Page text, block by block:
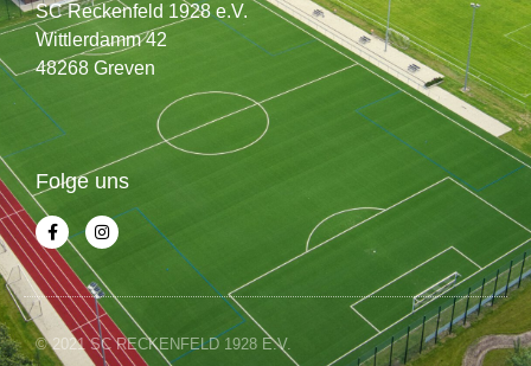
SC Reckenfeld 1928 e.V.
Wittlerdamm 42
48268 Greven
Folge uns
© 2021 SC RECKENFELD 1928 E.V.